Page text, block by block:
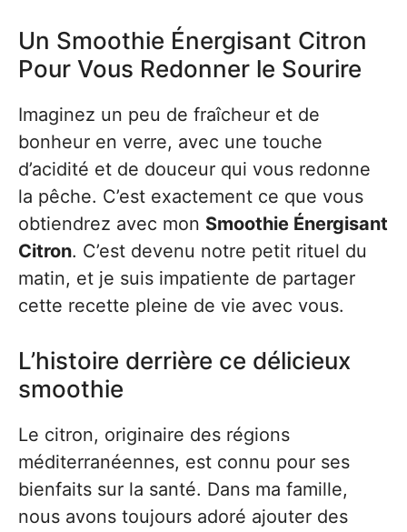
Un Smoothie Énergisant Citron
Pour Vous Redonner le Sourire
Imaginez un peu de fraîcheur et de
bonheur en verre, avec une touche
d’acidité et de douceur qui vous redonne
la pêche. C’est exactement ce que vous
obtiendrez avec mon Smoothie Énergisant
Citron. C’est devenu notre petit rituel du
matin, et je suis impatiente de partager
cette recette pleine de vie avec vous.
L’histoire derrière ce délicieux
smoothie
Le citron, originaire des régions
méditerranéennes, est connu pour ses
bienfaits sur la santé. Dans ma famille,
nous avons toujours adoré ajouter des